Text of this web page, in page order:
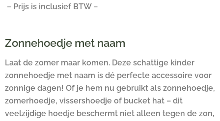
– Prijs is inclusief BTW –
Zonnehoedje met naam
Laat de zomer maar komen. Deze schattige kinder
zonnehoedje met naam is dé perfecte accessoire voor
zonnige dagen! Of je hem nu gebruikt als zonnehoedje,
zomerhoedje, vissershoedje of bucket hat – dit
veelzijdige hoedje beschermt niet alleen tegen de zon,